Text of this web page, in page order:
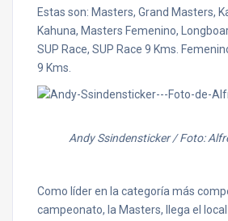
Estas son: Masters, Grand Masters,
Kahuna, Masters Femenino,
SUP Race, SUP Race 9 Kms.
9 Kms.
Andy Ssindensticker / Foto:
Como líder en la categoría más
campeonato, la Masters, llega el